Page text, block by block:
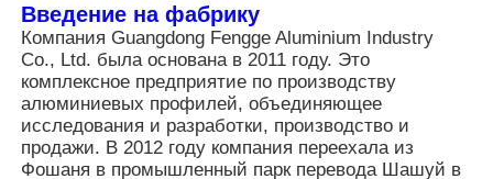
Экструзия алюминиевых профилей
Алюминиевые кухонные профили
обеспечивая безопасность здания.
2. Поверхность алюминиевого
сплава прошла анодирование /
покраску, что предотвращает
ржавчину и коррозию. Он может
сохранять свой внешний вид и
производительность в течение
длительного времени даже в
Введение на фабрику
Компания Guangdong Fengge Aluminium Industry
Co., Ltd. была основана в 2011 году. Это
комплексное предприятие по производству
алюминиевых профилей, объединяющее
исследования и разработки, производство и
продажи. В 2012 году компания переехала из
Фошаня в промышленный парк перевода Шашуй в